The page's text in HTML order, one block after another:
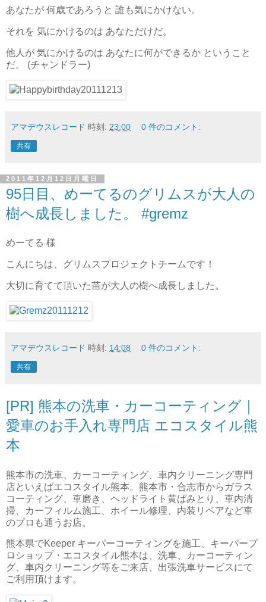
あなたが 何歳であろうと 誰も気にかけない。
それを 気にかけるのは あなただけだ。
他人が 気にかけるのは あなたに何ができるか ということ
だ。 (チャンドラー)
アマデウスレコード 時刻: 23:00 0 件のコメント:
共有
2011年12月12日月曜日
95日目、めーてるのグリムスが大人の
樹へ成長しました。 #gremz
めーてる 様
こんにちは、グリムスプロジェクトチームです！
大切に育てて頂いた苗が大人の樹へ成長しました。
アマデウスレコード 時刻: 14:08 0 件のコメント:
共有
[PR] 熊本の洗車・カーコーティング｜
愛車のお手入れ専門店 エコスタイル熊
本
熊本市の洗車、カーコーティング、車内クリーニング専門
店といえばエコスタイル熊本。熊本市・合志市からガラス
コーティング、車磨き、ヘッドライト黄ばみとり、車内清
掃、カーフィルム施工、ホイール修理、内装リペアなど車
のプロも通うお店。
熊本県でKeeper キーパーコーティングを施工、キーパープ
ロショップ・エコスタイル熊本は、洗車、カーコーティン
グ、車内クリーニング等をご来店、出張洗車サービスにて
ご利用頂けます。